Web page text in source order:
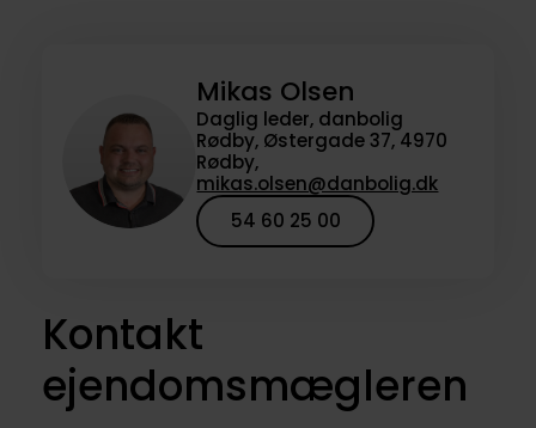
Mikas Olsen
Daglig leder, danbolig
Rødby, Østergade 37, 4970
Rødby,
mikas.olsen@danbolig.dk
54 60 25 00
Kontakt
ejendomsmægleren